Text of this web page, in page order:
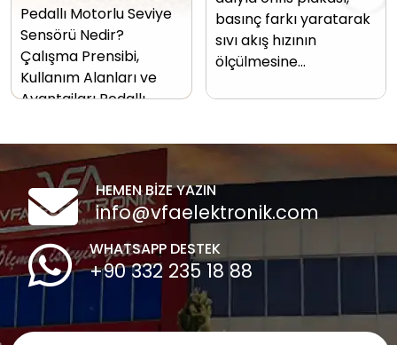
Pedallı Motorlu Seviye
Sensörü Nedir?
Çalışma Prensibi,
Kullanım Alanları ve
Avantajları Pedallı…
basınç farkı yaratarak
sıvı akış hızının
ölçülmesine…
HEMEN BİZE YAZIN
info@vfaelektronik.com
WHATSAPP DESTEK
+90 332 235 18 88